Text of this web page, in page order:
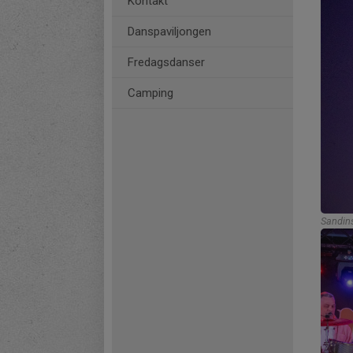
Danspaviljongen
Fredagsdanser
Camping